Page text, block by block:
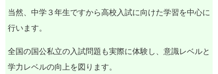
当然、中学３年生ですから高校入試に向けた学習を中心に
行います。
全国の国公私立の入試問題も実際に体験し、意識レベルと
学力レベルの向上を図ります。